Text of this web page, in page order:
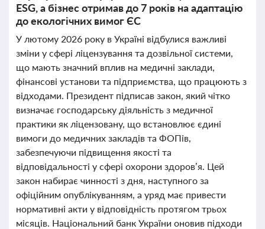
ESG, а бізнес отримав до 7 років на адаптацію
до екологічних вимог ЄС
У лютому 2026 року в Україні відбулися важливі
зміни у сфері ліцензування та дозвільної системи,
що мають значний вплив на медичні заклади,
фінансові установи та підприємства, що працюють з
відходами. Президент підписав закон, який чітко
визначає господарську діяльність з медичної
практики як ліцензовану, що встановлює єдині
вимоги до медичних закладів та ФОПів,
забезпечуючи підвищення якості та
відповідальності у сфері охорони здоров’я. Цей
закон набирає чинності з дня, наступного за
офіційним опублікуванням, а уряд має привести
нормативні акти у відповідність протягом трьох
місяців. Національний банк України оновив підходи